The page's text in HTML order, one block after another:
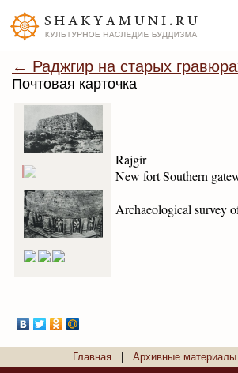
← Раджгир на старых
Почтовая карточка
Rajgir
New fort Southern
Archaeological survey
Главная Архивные материалы